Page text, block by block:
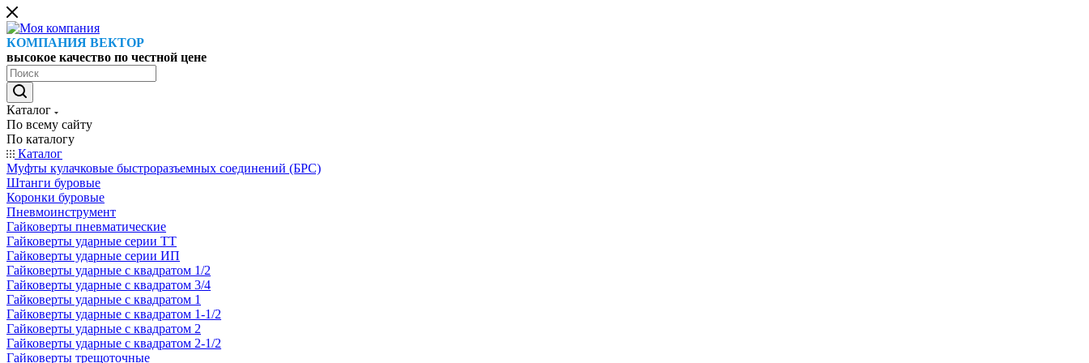
КОМПАНИЯ ВЕКТОР
высокое качество по честной цене
Каталог
По всему сайту
По каталогу
Каталог
Муфты кулачковые быстроразъемных соединений (БРС)
Штанги буровые
Коронки буровые
Пневмоинструмент
Гайковерты пневматические
Гайковерты ударные серии ТТ
Гайковерты ударные серии ИП
Гайковерты ударные с квадратом 1/2
Гайковерты ударные с квадратом 3/4
Гайковерты ударные с квадратом 1
Гайковерты ударные с квадратом 1-1/2
Гайковерты ударные с квадратом 2
Гайковерты ударные с квадратом 2-1/2
Гайковерты трещоточные